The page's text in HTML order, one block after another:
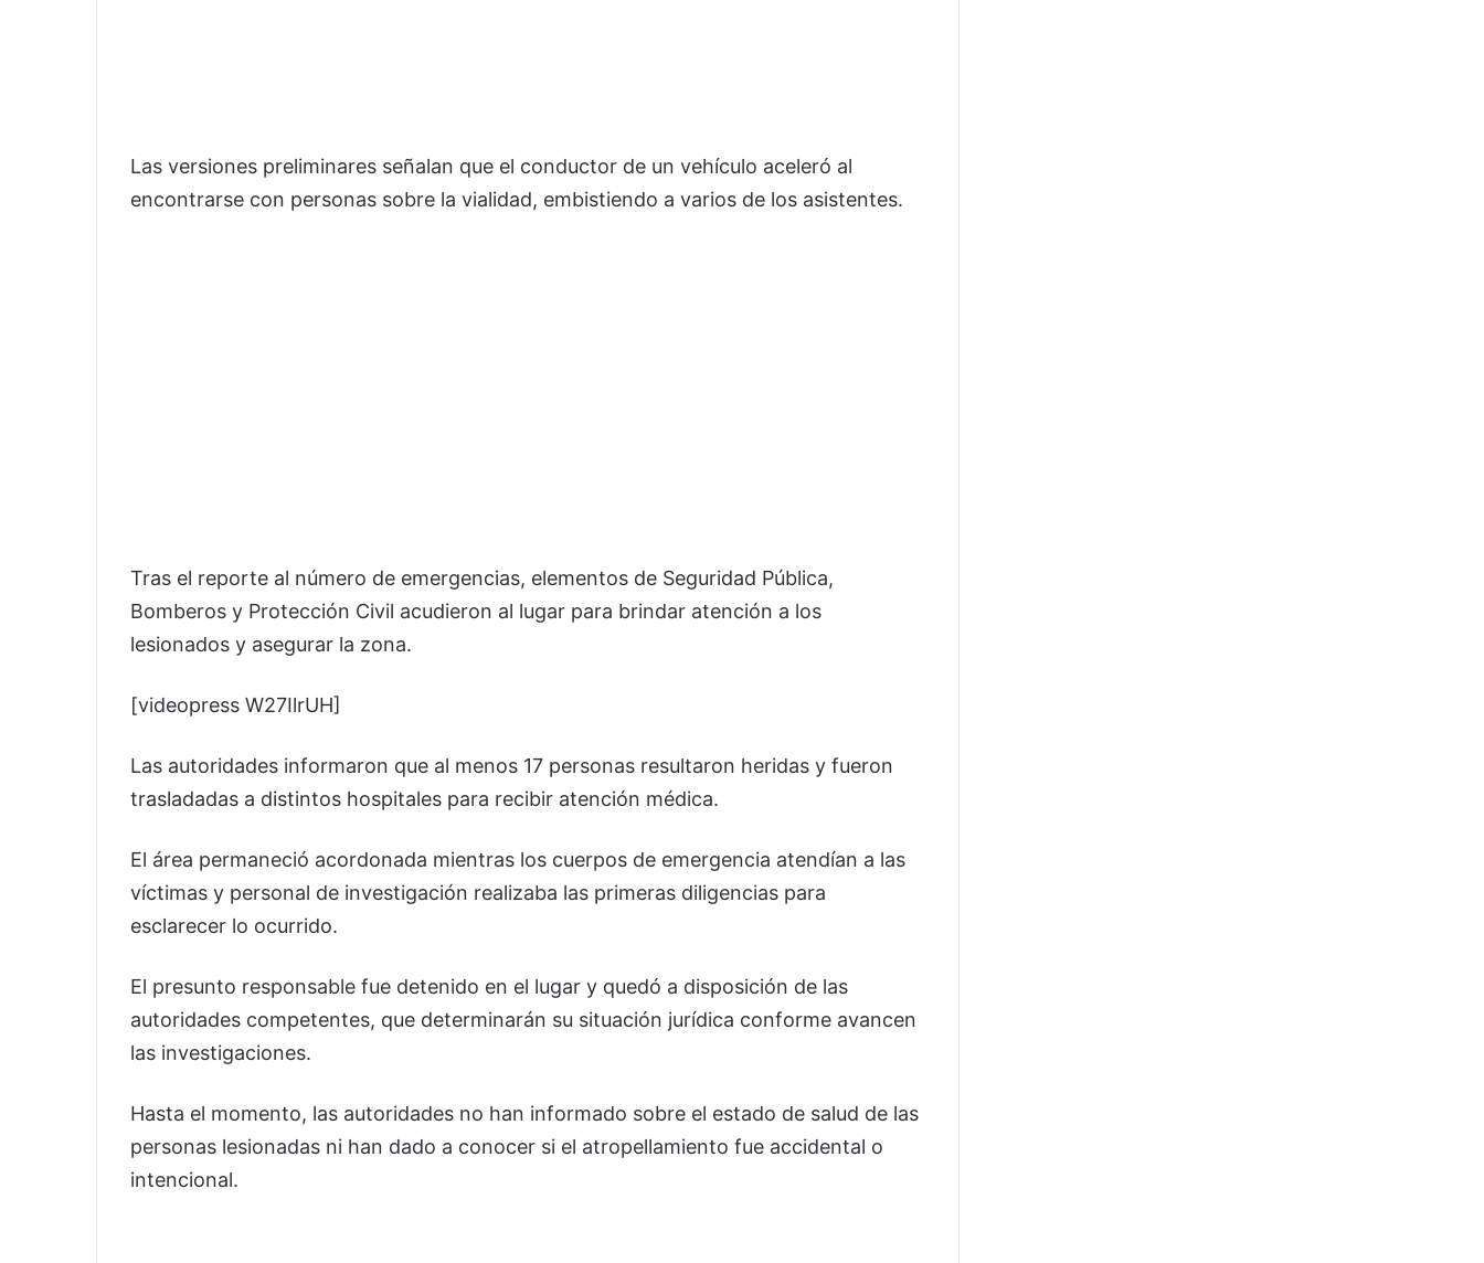
Las versiones preliminares señalan que el conductor de un vehículo aceleró al
encontrarse con personas sobre la vialidad, embistiendo a varios de los asistentes.
Tras el reporte al número de emergencias, elementos de Seguridad Pública,
Bomberos y Protección Civil acudieron al lugar para brindar atención a los
lesionados y asegurar la zona.
[videopress W27IlrUH]
Las autoridades informaron que al menos 17 personas resultaron heridas y fueron
trasladadas a distintos hospitales para recibir atención médica.
El área permaneció acordonada mientras los cuerpos de emergencia atendían a las
víctimas y personal de investigación realizaba las primeras diligencias para
esclarecer lo ocurrido.
El presunto responsable fue detenido en el lugar y quedó a disposición de las
autoridades competentes, que determinarán su situación jurídica conforme avancen
las investigaciones.
Hasta el momento, las autoridades no han informado sobre el estado de salud de las
personas lesionadas ni han dado a conocer si el atropellamiento fue accidental o
intencional.